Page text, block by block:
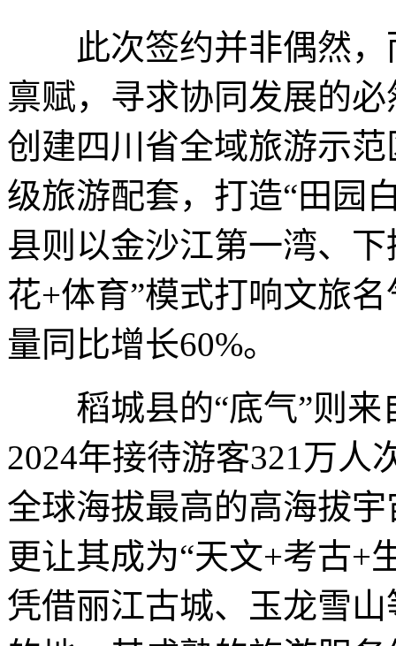
此次签约并非偶然，
禀赋，寻求协同发展的
创建四川省全域旅游示
级旅游配套，打造“田园
县则以金沙江第一湾、
花+体育”模式打响文旅
量同比增长60%。
稻城县的“底气”则来
2024年接待游客321万人
全球海拔最高的高海拔
更让其成为“天文+考古+
凭借丽江古城、玉龙雪